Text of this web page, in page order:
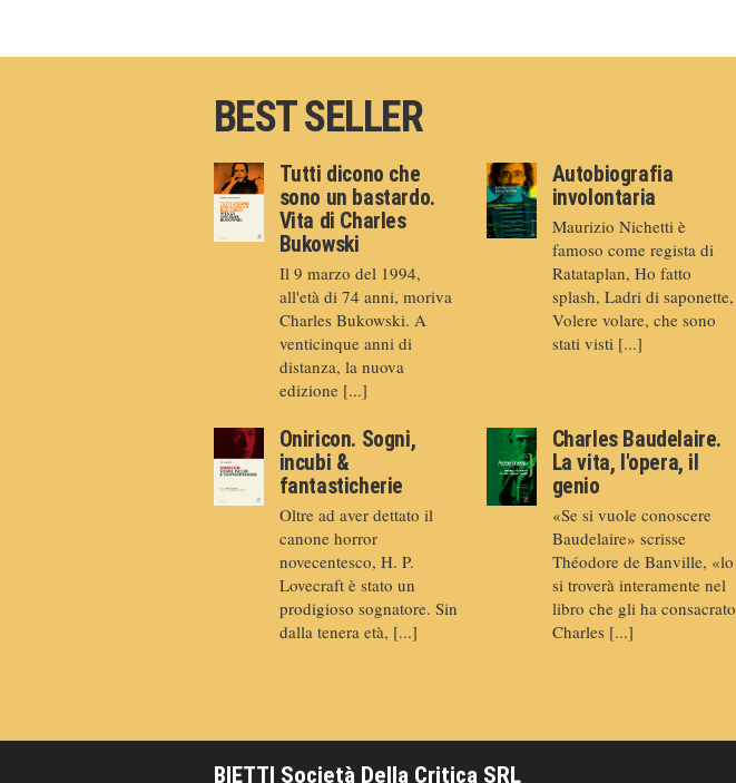
BEST SELLER
Tutti dicono che
sono un bastardo.
Vita di Charles
Bukowski
Il 9 marzo del 1994,
all'età di 74 anni, moriva
Charles Bukowski. A
venticinque anni di
distanza, la nuova
edizione [...]
Autobiografia
involontaria
Maurizio Nichetti è
famoso come regista di
Ratataplan, Ho fatto
splash, Ladri di saponette,
Volere volare, che sono
stati visti [...]
Oniricon. Sogni,
incubi &
fantasticherie
Oltre ad aver dettato il
canone horror
novecentesco, H. P.
Lovecraft è stato un
prodigioso sognatore. Sin
dalla tenera età, [...]
Charles Baudelaire.
La vita, l'opera, il
genio
«Se si vuole conoscere
Baudelaire» scrisse
Théodore de Banville, «lo
si troverà interamente nel
libro che gli ha consacrato
Charles [...]
BIETTI Società Della Critica SRL